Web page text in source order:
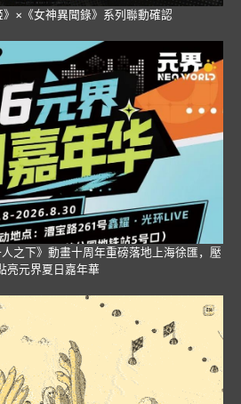
》×《女神異聞錄》系列聯動確認
之下》動畫十周年重磅落地上海徐匯，壓
亮元界夏日嘉年華